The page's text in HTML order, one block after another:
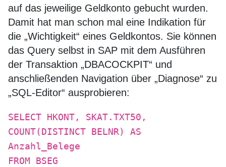
auf das jeweilige Geldkonto gebucht wurden.
Damit hat man schon mal eine Indikation für
die „Wichtigkeit“ eines Geldkontos. Sie können
das Query selbst in SAP mit dem Ausführen
der Transaktion „DBACOCKPIT“ und
anschließenden Navigation über „Diagnose“ zu
„SQL-Editor“ ausprobieren:
SELECT HKONT, SKAT.TXT50,
COUNT(DISTINCT BELNR) AS
Anzahl_Belege
FROM BSEG